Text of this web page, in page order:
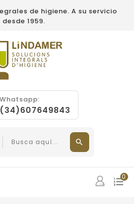
de higiene. A su servicio
desde 1959.
Whatsapp:
(34)607649843
0